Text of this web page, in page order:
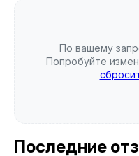
По вашему
Попробуйте
Последние